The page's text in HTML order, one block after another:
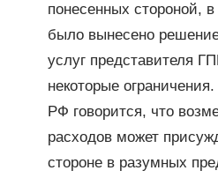
понесенных стороной, в
было вынесено
услуг представителя
некоторые
РФ говорится, что
расходов может
стороне в разумных